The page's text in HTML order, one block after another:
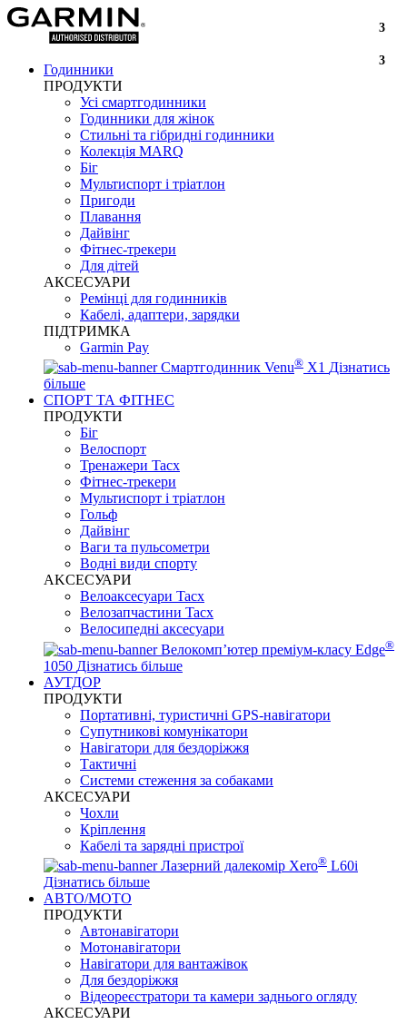
Годинники
ПРОДУКТИ
Усі смартгодинники
Годинники для жінок
Стильні та гібридні годинники
Колекція MARQ
Біг
Мультиспорт і тріатлон
Пригоди
Плавання
Дайвінг
Фітнес-трекери
Для дітей
АКСЕСУАРИ
Ремінці для годинників
Кабелі, адаптери, зарядки
ПІДТРИМКА
Garmin Pay
Смартгодинник Venu® X1 Дізнатись
більше
СПОРТ ТА ФІТНЕС
ПРОДУКТИ
Біг
Велоспорт
Тренажери Tacx
Фітнес-трекери
Мультиспорт і тріатлон
Гольф
Дайвінг
Ваги та пульсометри
Водні види спорту
AKCЕСУАРИ
Велоаксесуари Tacx
Велозапчастини Tacx
Велосипедні аксесуари
Велокомп’ютер преміум-класу Edge®
1050 Дізнатись більше
АУТДОР
ПРОДУКТИ
Портативні, туристичні GPS-навігатори
Супутникові комунікатори
Навігатори для бездоріжжя
Тактичні
Системи стеження за собаками
АКСЕСУАРИ
Чохли
Кріплення
Кабелі та зарядні пристрої
Лазерний далекомір Xero® L60i
Дізнатись більше
АВТО/МОТО
ПРОДУКТИ
Автонавігатори
Мотонавігатори
Навігатори для вантажівок
Для бездоріжжя
Відеореєстратори та камери заднього огляду
АКСЕСУАРИ
3
3